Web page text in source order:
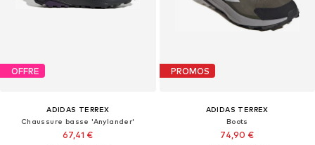
OFFRE
ADIDAS TERREX
Chaussure basse 'Anylander'
67,41 €
PROMOS
ADIDAS TERREX
Boots
74,90 €